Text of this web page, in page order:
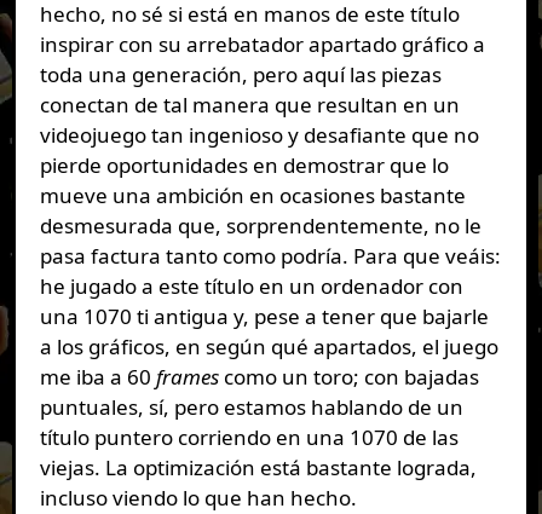
hecho, no sé si está en manos de este título
inspirar con su arrebatador apartado gráfico a
toda una generación, pero aquí las piezas
conectan de tal manera que resultan en un
videojuego tan ingenioso y desafiante que no
pierde oportunidades en demostrar que lo
mueve una ambición en ocasiones bastante
desmesurada que, sorprendentemente, no le
pasa factura tanto como podría. Para que veáis:
he jugado a este título en un ordenador con
una 1070 ti antigua y, pese a tener que bajarle
a los gráficos, en según qué apartados, el juego
me iba a 60 framescomo un toro; con bajadas
puntuales, sí, pero estamos hablando de un
título puntero corriendo en una 1070 de las
viejas. La optimización está bastante lograda,
incluso viendo lo que han hecho.